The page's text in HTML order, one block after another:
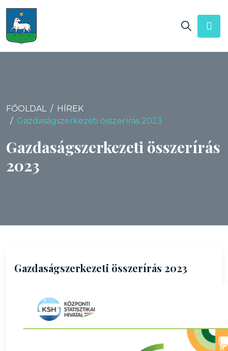
FŐOLDAL
HÍREK
Gazdaságszerkezeti összerírás 2023
Gazdaságszerkezeti összerírás
2023
Gazdaságszerkezeti összerírás 2023